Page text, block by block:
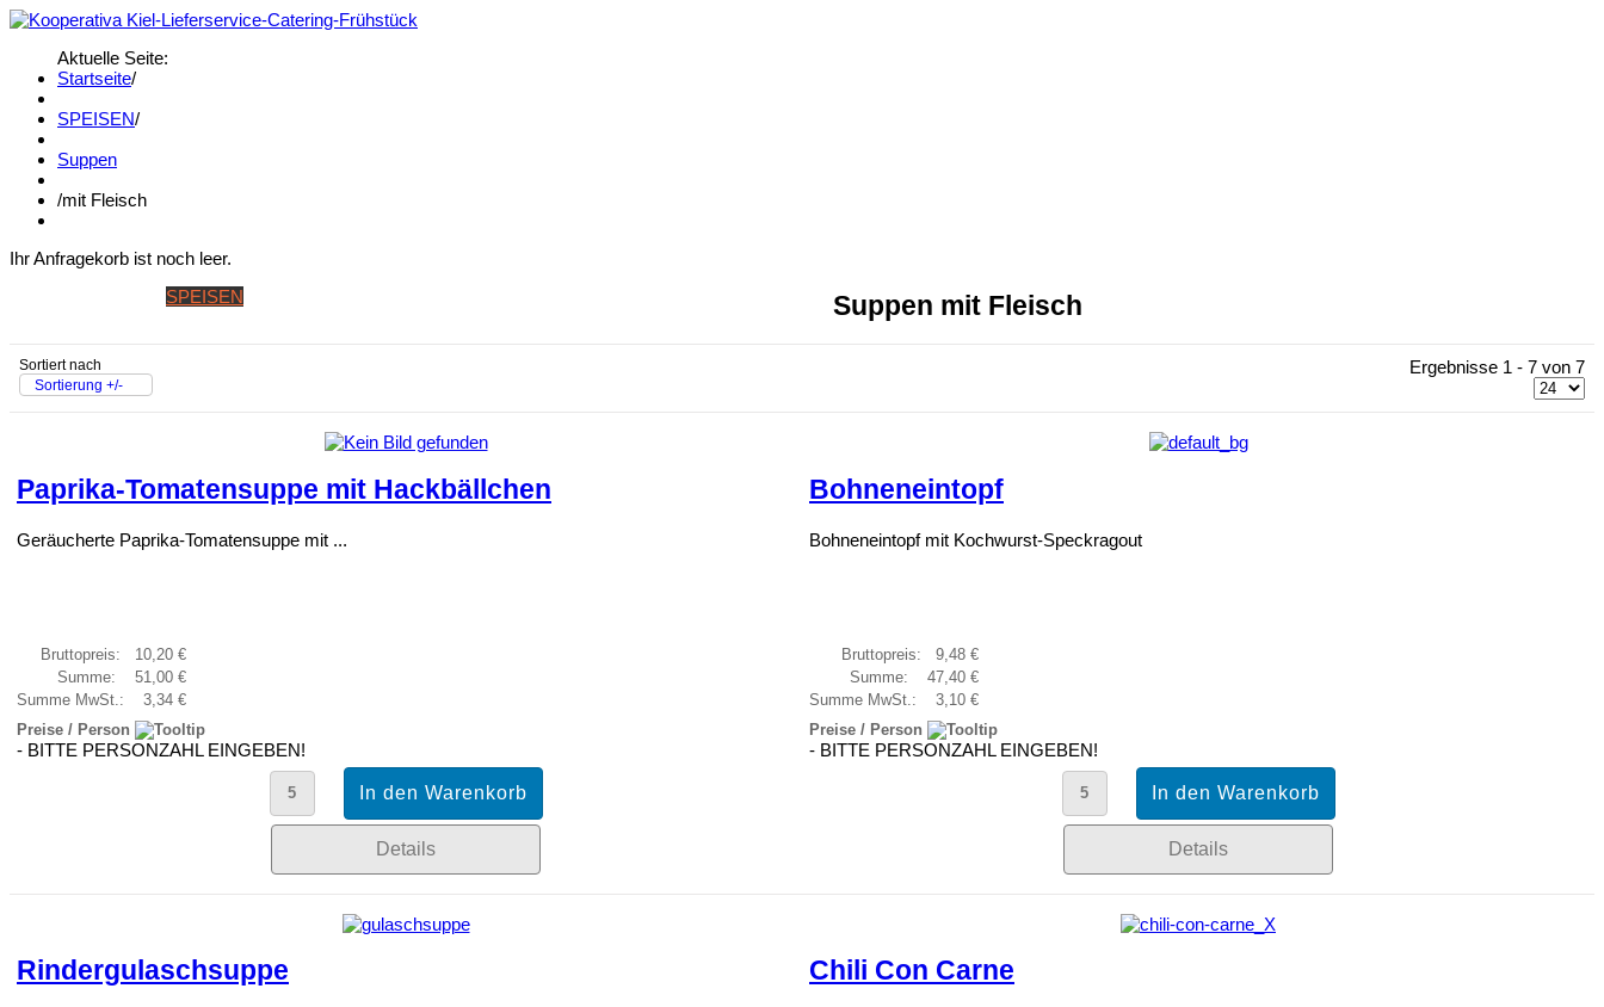
Aktuelle Seite:
Startseite/
SPEISEN/
Suppen
/mit Fleisch
Ihr Anfragekorb ist noch leer.
SPEISEN Suppen mit Fleisch
Sortiert nach
Sortierung +/-
Ergebnisse 1 - 7 von 7
Paprika-Tomatensuppe mit Hackbällchen
Geräucherte Paprika-Tomatensuppe mit ...
Bruttopreis:
10,20 €
Summe:
51,00 €
Summe MwSt.:
3,34 €
Preise / Person
- BITTE PERSONZAHL EINGEBEN!
Details
Bohneneintopf
Bohneneintopf mit Kochwurst-Speckragout
Bruttopreis:
9,48 €
Summe:
47,40 €
Summe MwSt.:
3,10 €
Preise / Person
- BITTE PERSONZAHL EINGEBEN!
Details
Rindergulaschsuppe Chili Con Carne